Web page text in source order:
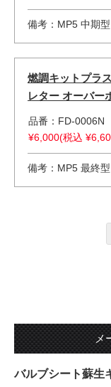
備考：MP5 中期型
燃調キットプラ
レター オーバー
品番：FD-0006N
¥6,000(税込
備考：MP5 最終型
メ
バルブシート蘇生